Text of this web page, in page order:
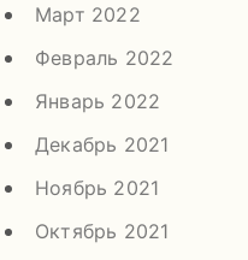
Март 2022
Февраль 2022
Январь 2022
Декабрь 2021
Ноябрь 2021
Октябрь 2021